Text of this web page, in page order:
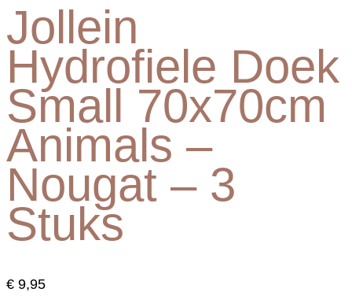
Jollein
Hydrofiele Doek
Small 70x70cm
Animals –
Nougat – 3
Stuks
€ 9,95